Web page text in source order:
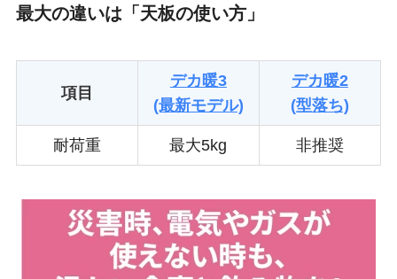
最大の違いは「天板の使い方」
項目
デカ暖3
(最新モデル)
デカ暖2
(型落ち)
耐荷重 最大5kg 非推奨